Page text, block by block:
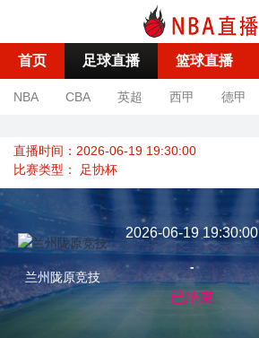
首页 足球直播 篮球直播
NBA CBA 英超 西甲 德甲
直播时间：2026-06-19 19:30:00
比赛类型： 足协杯
兰州陇原竞技
2026-06-19 19:30:00
-
已结束